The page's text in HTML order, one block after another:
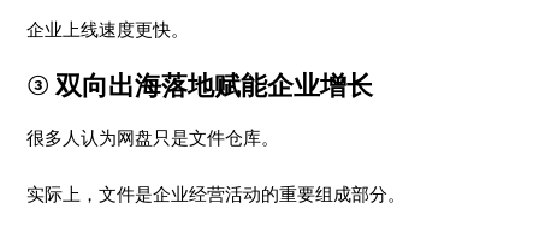
企业上线速度更快。
③ 双向出海落地赋能企业增长
很多人认为网盘只是文件仓库。
实际上，文件是企业经营活动的重要组成部分。